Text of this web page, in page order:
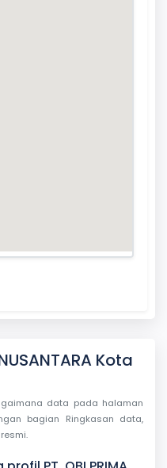
Kota
data pada halaman
bagian Ringkasan data,